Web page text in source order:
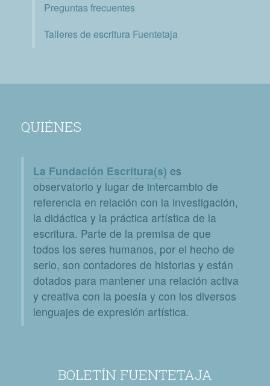
Preguntas frecuentes
Talleres de escritura Fuentetaja
QUIÉNES
La Fundación Escritura(s) es
observatorio y lugar de intercambio de
referencia en relación con la investigación,
la didáctica y la práctica artística de la
escritura. Parte de la premisa de que
todos los seres humanos, por el hecho de
serlo, son contadores de historias y están
dotados para mantener una relación activa
y creativa con la poesía y con los diversos
lenguajes de expresión artística.
BOLETÍN FUENTETAJA